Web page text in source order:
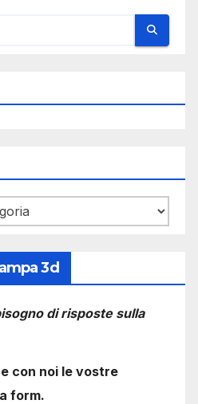
3d
di risposte sulla
con noi le vostre
form.